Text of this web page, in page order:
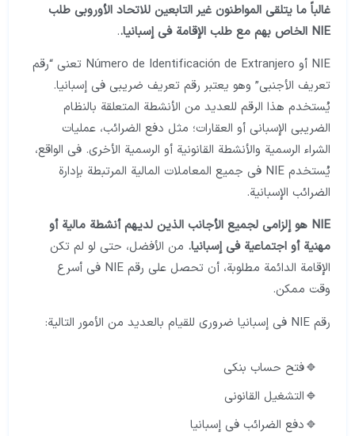
غالباً ما يتلقى المواطنون غير التابعين للاتحاد الأوروبي طلب
NIE الخاص بهم مع طلب الإقامة في إسبانيا.
.
NIE أو Número de Identificación de Extranjero تعني “رقم
تعريف الأجنبي” وهو يعتبر رقم تعريف ضريبي في إسبانيا.
يُستخدم هذا الرقم للعديد من الأنشطة المتعلقة بالنظام
الضريبي الإسباني أو العقارات؛ مثل دفع الضرائب، عمليات
الشراء الرسمية والأنشطة القانونية أو الرسمية الأخرى. في الواقع،
يُستخدم NIE في جميع المعاملات المالية المرتبطة بإدارة
الضرائب الإسبانية.
NIE هو إلزامي لجميع الأجانب الذين لديهم أنشطة مالية أو
مهنية أو اجتماعية في إسبانيا. من الأفضل، حتى لو لم تكن
الإقامة الدائمة مطلوبة، أن تحصل على رقم NIE في أسرع
وقت ممكن.
رقم NIE في إسبانيا ضروري للقيام بالعديد من الأمور التالية:
فتح حساب بنكي
التشغيل القانوني
دفع الضرائب في إسبانيا